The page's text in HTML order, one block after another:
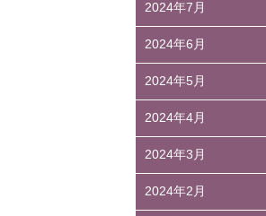
2024年7月
2024年6月
2024年5月
2024年4月
2024年3月
2024年2月